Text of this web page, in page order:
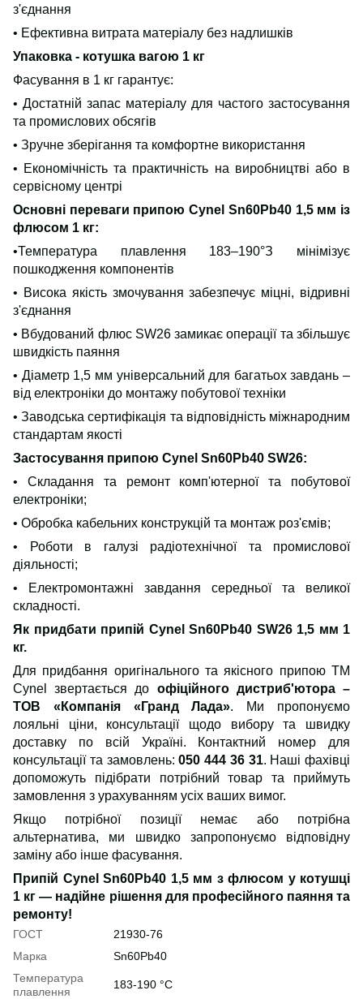
з'єднання
• Ефективна витрата матеріалу без надлишків
Упаковка - котушка вагою 1 кг
Фасування в 1 кг гарантує:
• Достатній запас матеріалу для частого застосування
та промислових обсягів
• Зручне зберігання та комфортне використання
• Економічність та практичність на виробництві або в
сервісному центрі
Основні переваги припою Cynel Sn60Pb40 1,5 мм із
флюсом 1 кг:
•Температура плавлення 183–190°З мінімізує
пошкодження компонентів
• Висока якість змочування забезпечує міцні, відривні
з'єднання
• Вбудований флюс SW26 замикає операції та збільшує
швидкість паяння
• Діаметр 1,5 мм універсальний для багатьох завдань –
від електроніки до монтажу побутової техніки
• Заводська сертифікація та відповідність міжнародним
стандартам якості
Застосування припою Cynel Sn60Pb40 SW26:
• Складання та ремонт комп'ютерної та побутової
електроніки;
• Обробка кабельних конструкцій та монтаж роз'ємів;
• Роботи в галузі радіотехнічної та промислової
діяльності;
• Електромонтажні завдання середньої та великої
складності.
Як придбати припій Cynel Sn60Pb40 SW26 1,5 мм 1
кг.
Для придбання оригінального та якісного припою ТМ
Cynel звертається до офіційного дистриб'ютора –
ТОВ «Компанія «Гранд Лада». Ми пропонуємо
лояльні ціни, консультації щодо вибору та швидку
доставку по всій Україні. Контактний номер для
консультації та замовлень:050 444 36 31. Наші фахівці
допоможуть підібрати потрібний товар та приймуть
замовлення з урахуванням усіх ваших вимог.
Якщо потрібної позиції немає або потрібна
альтернатива, ми швидко запропонуємо відповідну
заміну або інше фасування.
Припій Cynel Sn60Pb40 1,5 мм з флюсом у котушці
1 кг — надійне рішення для професійного паяння та
ремонту!
ГОСТ
21930-76
Марка
Sn60Pb40
Температура
плавлення
183-190 °С